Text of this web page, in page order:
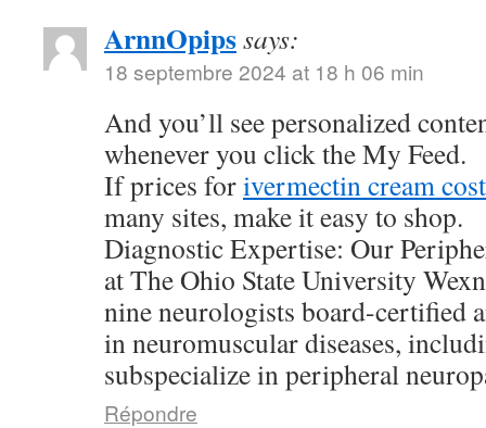
ArnnOpipssays:
18 septembre 2024 at 18 h 06 min
And you’ll see personalized
whenever you click the My Feed.
If prices forivermectin cream cost
many sites, make it easy to shop.
Diagnostic Expertise: Our
at The Ohio State University
nine neurologists board-certified
in neuromuscular diseases,
subspecialize in peripheral
Répondre